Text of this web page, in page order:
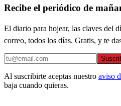
Recibe el periódico de
El diario para hojear, las claves del
correo, todos los días. Gratis, y te
Al suscribirte aceptas nuestro aviso
baja cuando quieras.